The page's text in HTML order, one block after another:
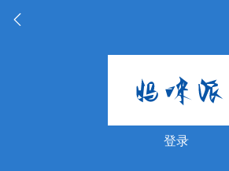
登录